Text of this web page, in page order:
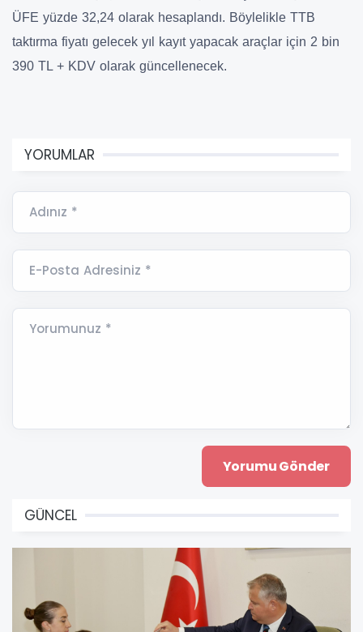
ÜFE yüzde 32,24 olarak hesaplandı. Böylelikle TTB
taktırma fiyatı gelecek yıl kayıt yapacak araçlar için 2 bin
390 TL + KDV olarak güncellenecek.
YORUMLAR
Adınız *
E-Posta Adresiniz *
Yorumunuz *
GÜNCEL